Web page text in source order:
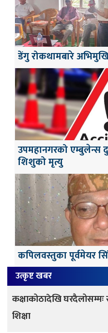
डेंगु रोकथामबारे
उपमहानगरको एम्बुलेन्स
शिशुको मृत्यु
कपिलवस्तुका पूर्वमेयर
उत्कृष्ट खबर
कक्षाकोठादेखि
शिक्षा